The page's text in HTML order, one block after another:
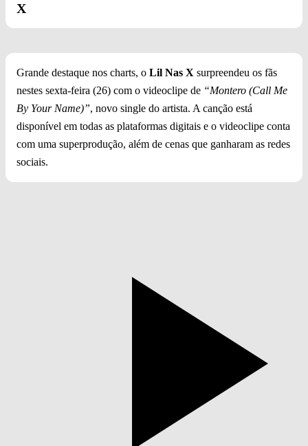
X
Grande destaque nos charts, o Lil Nas X surpreendeu os fãs
nestes sexta-feira (26) com o videoclipe de “Montero (Call Me
By Your Name)”, novo single do artista. A canção está
disponível em todas as plataformas digitais e o videoclipe conta
com uma superprodução, além de cenas que ganharam as redes
sociais.